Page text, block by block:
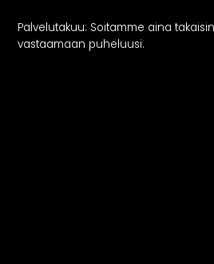
Palvelutakuu: Soitamme aina
vastaamaan puheluusi.